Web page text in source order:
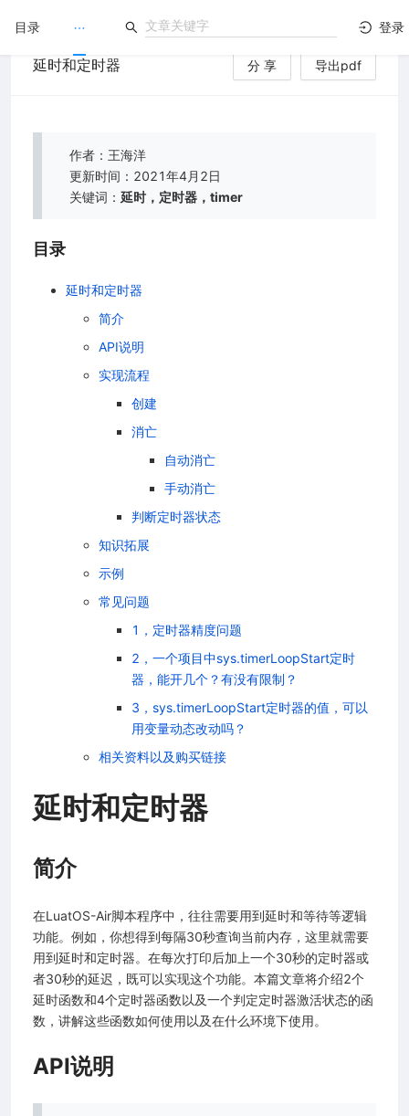
登录
目录
文档没解决？论坛发个帖！
做一个灯神）
延时和定时器 分 享 导出pdf
作者：王海洋
更新时间：2021年4月2日
关键词： 延时，定时器，timer
目录
延时和定时器
简介
API说明
实现流程
创建
消亡
自动消亡
手动消亡
判断定时器状态
知识拓展
示例
常见问题
1，定时器精度问题
2，一个项目中sys.timerLoopStart定时
器，能开几个？有没有限制？
3，sys.timerLoopStart定时器的值，可以
用变量动态改动吗？
相关资料以及购买链接
延时和定时器
简介
在LuatOS-Air脚本程序中，往往需要用到延时和等待等逻辑
功能。例如，你想得到每隔30秒查询当前内存，这里就需要
用到延时和定时器。在每次打印后加上一个30秒的定时器或
者30秒的延迟，既可以实现这个功能。本篇文章将介绍2个
延时函数和4个定时器函数以及一个判定定时器激活状态的函
数，讲解这些函数如何使用以及在什么环境下使用。
API说明